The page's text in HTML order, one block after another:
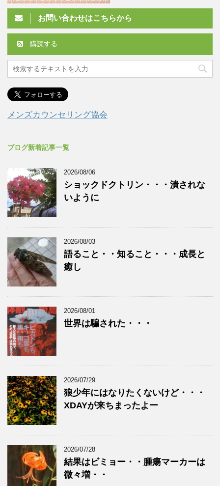
お問い合わせはこちらから
購読する
メンズカウンセリング協会
ブログ新着記事一覧
2026/08/06
ショックドクトリン・・・潰されな
いように
2026/08/03
語ること・・知ること・・・成長と
癒し
2026/08/01
世界は騙された・・・
2026/07/29
狼少年にはなりたくないけど・・・
XDAYが来ちまったよー
2026/07/28
結果はビミョー・・腫瘍マーカーは
微々増・・